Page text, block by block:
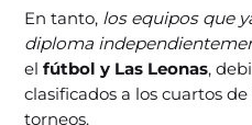
En tanto, los equipos que
diploma
elfútbol y Las Leonas,
clasificados a los cuartos
torneos.